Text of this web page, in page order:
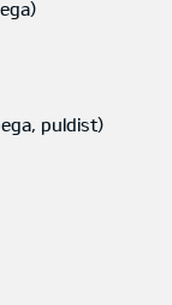
puldist)